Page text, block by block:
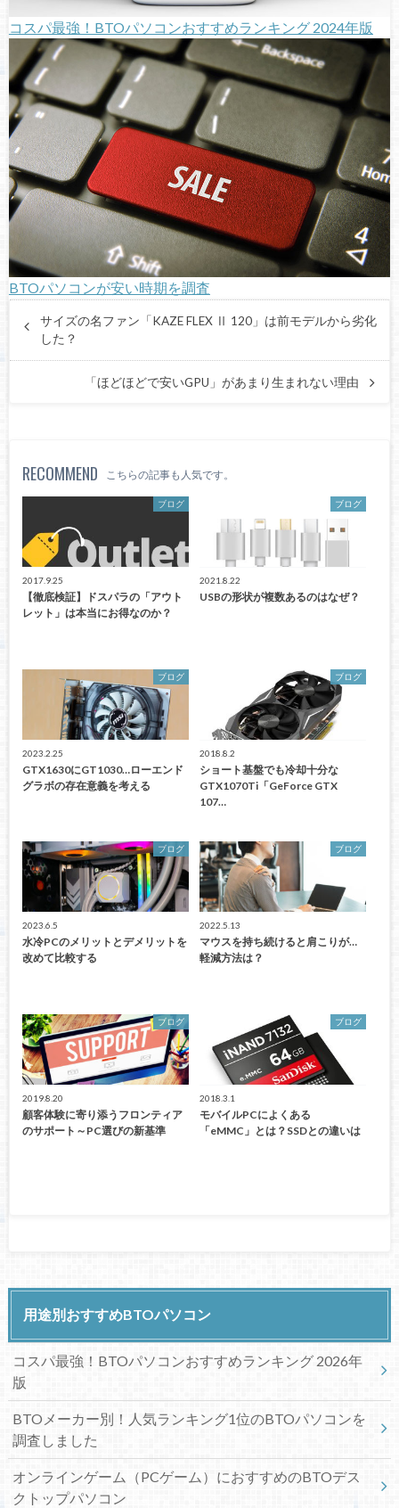
コスパ最強！BTOパソコンおすすめランキング 2024年版
BTOパソコンが安い時期を調査
サイズの名ファン「KAZE FLEX Ⅱ 120」は前モデルから劣化
した？
「ほどほどで安いGPU」があまり生まれない理由
RECOMMEND こちらの記事も人気です。
ブログ
2017.9.25
【徹底検証】ドスパラの「アウト
レット」は本当にお得なのか？
ブログ
2021.8.22
USBの形状が複数あるのはなぜ？
ブログ
2023.2.25
GTX1630にGT1030…ローエンド
グラボの存在意義を考える
ブログ
2018.8.2
ショート基盤でも冷却十分な
GTX1070Ti「GeForce GTX
107…
ブログ
2023.6.5
水冷PCのメリットとデメリットを
改めて比較する
ブログ
2022.5.13
マウスを持ち続けると肩こりが…
軽減方法は？
ブログ
2019.8.20
顧客体験に寄り添うフロンティア
のサポート～PC選びの新基準
ブログ
2018.3.1
モバイルPCによくある
「eMMC」とは？SSDとの違いは
用途別おすすめBTOパソコン
コスパ最強！BTOパソコンおすすめランキング 2026年
版
BTOメーカー別！人気ランキング1位のBTOパソコンを
調査しました
オンラインゲーム（PCゲーム）におすすめのBTOデス
クトップパソコン